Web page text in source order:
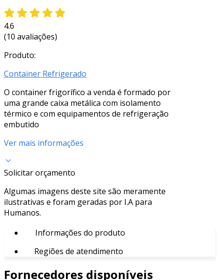
4.6
(10 avaliações)
Produto:
Container Refrigerado
O container frigorífico a venda é formado por
uma grande caixa metálica com isolamento
térmico e com equipamentos de refrigeração
embutido
Ver mais informações
Solicitar orçamento
Algumas imagens deste site são meramente
ilustrativas e foram geradas por I.A para
Humanos.
Informações do produto
Regiões de atendimento
Fornecedores disponíveis